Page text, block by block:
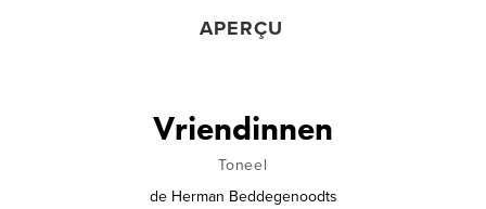
APERÇU
Vriendinnen
Toneel
de Herman Beddegenoodts